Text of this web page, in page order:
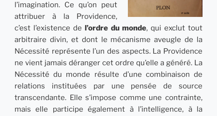
l’imagination. Ce qu’on peut
attribuer à la Providence,
c’est l’existence de l’ordre du monde, qui exclut tout
arbitraire divin, et dont le mécanisme aveugle de la
Nécessité représente l’un des aspects. La Providence
ne vient jamais déranger cet ordre qu’elle a généré. La
Nécessité du monde résulte d’une combinaison de
relations instituées par une pensée de source
transcendante. Elle s’impose comme une contrainte,
mais elle participe également à l’intelligence, à la